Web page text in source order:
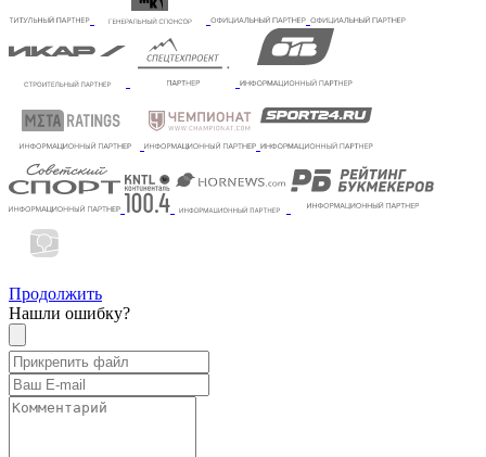
Продолжить
Нашли ошибку?